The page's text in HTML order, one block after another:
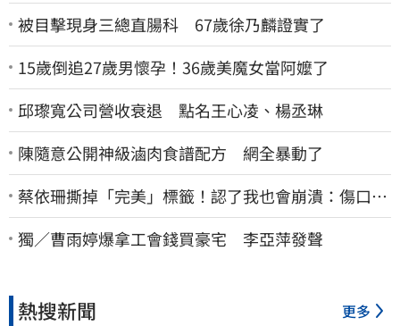
被目擊現身三總直腸科 67歲徐乃麟證實了
15歲倒追27歲男懷孕！36歲美魔女當阿嬤了
邱瓈寬公司營收衰退 點名王心凌、楊丞琳
陳隨意公開神級滷肉食譜配方 網全暴動了
蔡依珊撕掉「完美」標籤！認了我也會崩潰：傷口終
究會癒合
獨／曹雨婷爆拿工會錢買豪宅 李亞萍發聲
熱搜新聞 更多